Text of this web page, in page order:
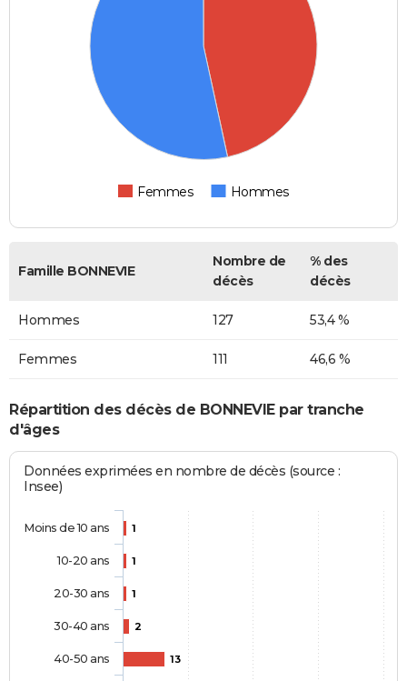
Femmes Hommes
Famille BONNEVIE
Nombre de
décès
% des
décès
Hommes 127 53,4 %
Femmes 111 46,6 %
Répartition des décès de BONNEVIE par tranche
d'âges
Données exprimées en nombre de décès (source :
Insee)
1
1
1
2
13
Moins de 10 ans
10-20 ans
20-30 ans
30-40 ans
40-50 ans